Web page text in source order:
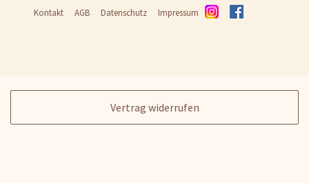
Kontakt AGB Datenschutz Impressum
Vertrag widerrufen